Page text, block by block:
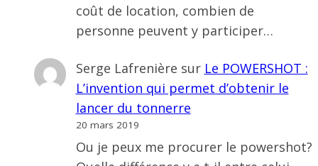
coût de location, combien de
personne peuvent y participer…
Serge Lafrenière sur Le POWERSHOT :
L’invention qui permet d’obtenir le
lancer du tonnerre
20 mars 2019
Ou je peux me procurer le powershot?